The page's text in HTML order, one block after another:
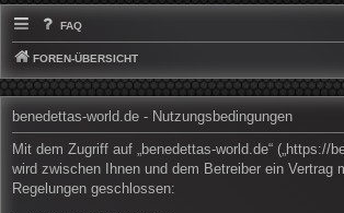
FAQ
FOREN-ÜBERSICHT
benedettas-world.de - Nutzungsbedingungen
Mit dem Zugriff auf „benedettas-world.de“ („https://
wird zwischen Ihnen und dem Betreiber ein Vertrag
Regelungen geschlossen: